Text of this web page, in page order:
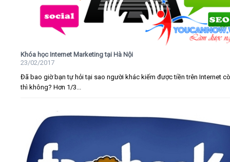
Khóa học Internet Marketing tại Hà Nội
23/02/2017
Đã bao giờ bạn tự hỏi tại sao người khác kiếm được tiền trên Internet
thì không? Hơn 1/3...